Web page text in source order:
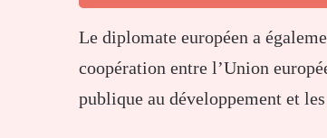
Le diplomate européen a
coopération entre l’Union
publique au développement et